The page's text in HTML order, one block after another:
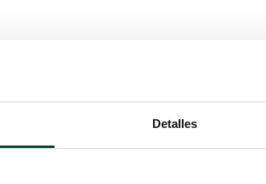
Detalles